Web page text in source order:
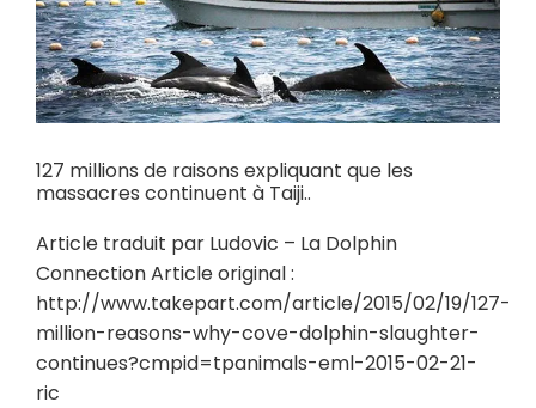
127 millions de raisons expliquant que les
massacres continuent à Taiji..
Article traduit par Ludovic – La Dolphin
Connection Article original :
http://www.takepart.com/article/2015/02/19/127-
million-reasons-why-cove-dolphin-slaughter-
continues?cmpid=tpanimals-eml-2015-02-21-
ric